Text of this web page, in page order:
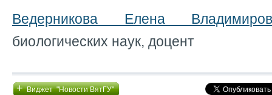
Ведерникова Елена
биологических наук, доцент
+Виджет "Новости ВятГУ"